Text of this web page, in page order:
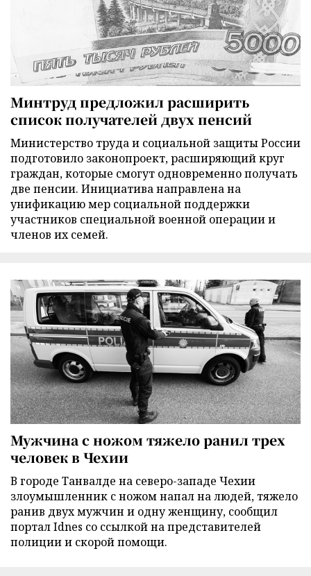
Минтруд предложил расширить
список получателей двух пенсий
Министерство труда и социальной защиты России
подготовило законопроект, расширяющий круг
граждан, которые смогут одновременно получать
две пенсии. Инициатива направлена на
унификацию мер социальной поддержки
участников специальной военной операции и
членов их семей.
Мужчина с ножом тяжело ранил трех
человек в Чехии
В городе Танвалде на северо-западе Чехии
злоумышленник с ножом напал на людей, тяжело
ранив двух мужчин и одну женщину, сообщил
портал Idnes со ссылкой на представителей
полиции и скорой помощи.